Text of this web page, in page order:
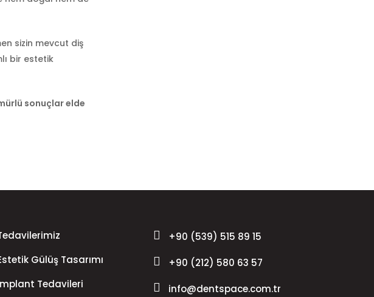
sizin mevcut diş
bir estetik
sonuçlar elde
Gülüş Tasarımı
Tedavileri
+90 (539) 515 89 15
+90 (212) 580 63 57
info@dentspace.com.tr